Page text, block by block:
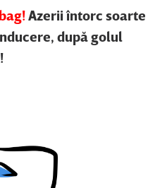
Azerii întorc soarte
după golul